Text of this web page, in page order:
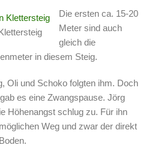
Die ersten ca. 15-20
Meter sind auch
gleich die
in diesem Steig.
Oli und Schoko folgten ihm. Doch
es eine Zwangspause. Jörg
Höhenangst schlug zu. Für ihn
Weg und zwar der direkt